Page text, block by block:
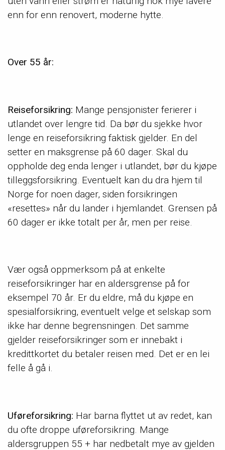
enn for enn renovert, moderne hytte.
Over 55 år:
Reiseforsikring: Mange pensjonister ferierer i
utlandet over lengre tid. Da bør du sjekke hvor
lenge en reiseforsikring faktisk gjelder. En del
setter en maksgrense på 60 dager. Skal du
oppholde deg enda lenger i utlandet, bør du kjøpe
tilleggsforsikring. Eventuelt kan du dra hjem til
Norge for noen dager, siden forsikringen
«resettes» når du lander i hjemlandet. Grensen på
60 dager er ikke totalt per år, men per reise.
Vær også oppmerksom på at enkelte
reiseforsikringer har en aldersgrense på for
eksempel 70 år. Er du eldre, må du kjøpe en
spesialforsikring, eventuelt velge et selskap som
ikke har denne begrensningen. Det samme
gjelder reiseforsikringer som er innebakt i
kredittkortet du betaler reisen med. Det er en lei
felle å gå i.
Uføreforsikring: Har barna flyttet ut av redet, kan
du ofte droppe uføreforsikring. Mange
aldersgruppen 55 + har nedbetalt mye av gjelden